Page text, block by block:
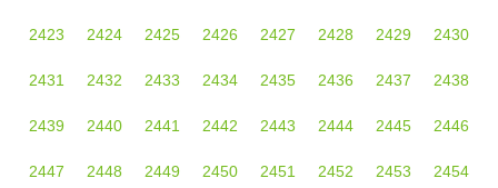
2423 2424 2425 2426 2427 2428 2429 2430
2431 2432 2433 2434 2435 2436 2437 2438
2439 2440 2441 2442 2443 2444 2445 2446
2447 2448 2449 2450 2451 2452 2453 2454